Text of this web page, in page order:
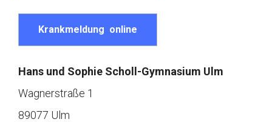
Krankmeldung online
Hans und Sophie Scholl-Gymnasium Ulm
Wagnerstraße 1
89077 Ulm